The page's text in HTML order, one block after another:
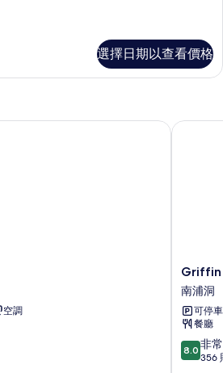
選擇日期以查看價格
空調
Griffin
Bay
飯
店
南
浦
洞
Griffin
南浦洞
可停車
餐廳
8.0
分，
8.0 非
356
Griffin